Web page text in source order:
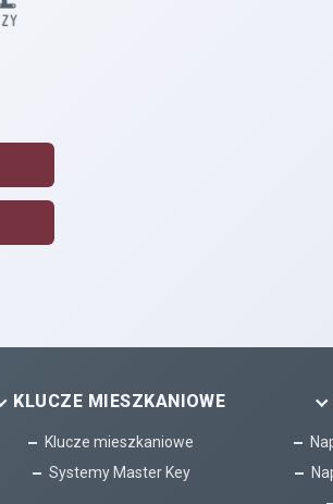
KLUCZE MIESZKANIOWE
Klucze mieszkaniowe
Systemy Master Key